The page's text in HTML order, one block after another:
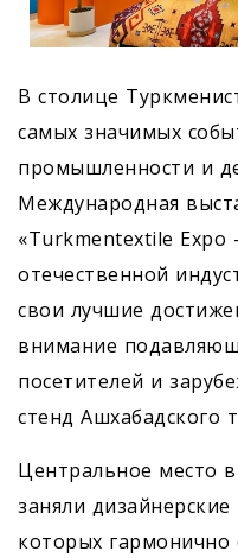
В столице
самых значимых
промышленности и
Международная
«Turkmentextile Expo
отечественной
свои лучшие
внимание
посетителей и
стенд Ашхабадского
Центральное место
заняли
которых гармонично